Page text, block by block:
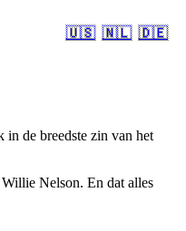
🇺🇸 🇳🇱 🇩🇪
de breedste zin van het
Nelson. En dat alles